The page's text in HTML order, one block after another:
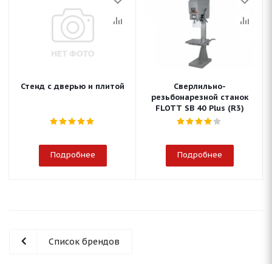
Стенд с дверью и плитой
Подробнее
Сверлильно-
резьбонарезной станок
FLOTT SB 40 Plus (R3)
Подробнее
Список брендов